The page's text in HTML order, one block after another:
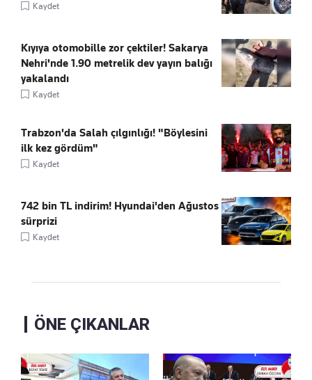
Kaydet
Kıyıya otomobille zor çektiler! Sakarya
Nehri'nde 1.90 metrelik dev yayın balığı
yakalandı
Kaydet
Trabzon'da Salah çılgınlığı! "Böylesini
ilk kez gördüm"
Kaydet
742 bin TL indirim! Hyundai'den Ağustos
sürprizi
Kaydet
ÖNE ÇIKANLAR